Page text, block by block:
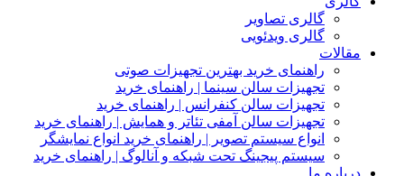
گالری تصاویر
گالری ویدئویی
مقالات
راهنمای خرید بهترین تجهیزات صوتی
تجهیزات سالن سینما | راهنمای خرید
تجهیزات سالن کنفرانس | راهنمای خرید
تجهیزات سالن آمفی تئاتر و همایش | راهنمای خرید
انواع سیستم تصویر | راهنمای خرید انواع نمایشگر
سیستم پیجینگ تحت شبکه و آنالوگ | راهنمای خرید